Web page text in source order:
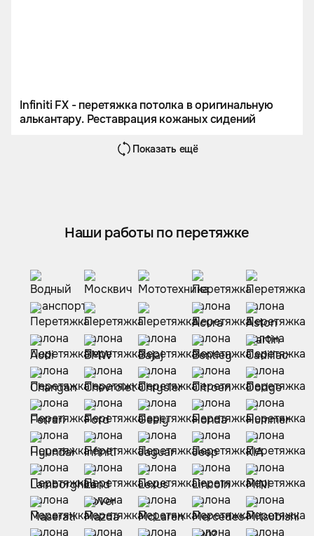
Infiniti FX - перетяжка потолка в оригинальную
алькантару. Реставрация кожаных сидений
Показать ещё
Наши работы по перетяжке